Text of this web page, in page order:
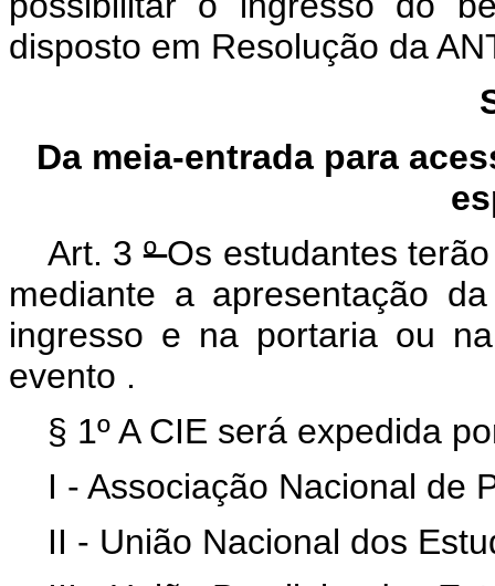
disposto em Resolução da
Da meia-entrada para
Art. 3ºOs estudantes
mediante a apresentação
ingresso e na portaria ou
evento .
§ 1º A CIE será expedida
I - Associação Nacional de
II - União Nacional dos